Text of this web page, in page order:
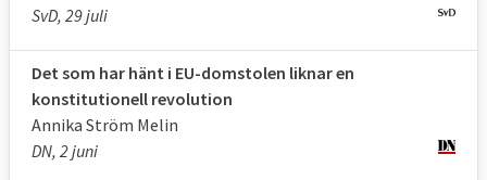
7 mars 2019Sverige vannEU-
kommissionens godkännande av farliga
blykromater i vissa produkter underkändes
då kommissionen brustit i omsorgsplikten
att undersöka mer lämpliga och mindre
SvD, 29 juli
Det som har hänt i EU-domstolen liknar en
konstitutionell revolution
Annika Ström Melin
DN, 2 juni